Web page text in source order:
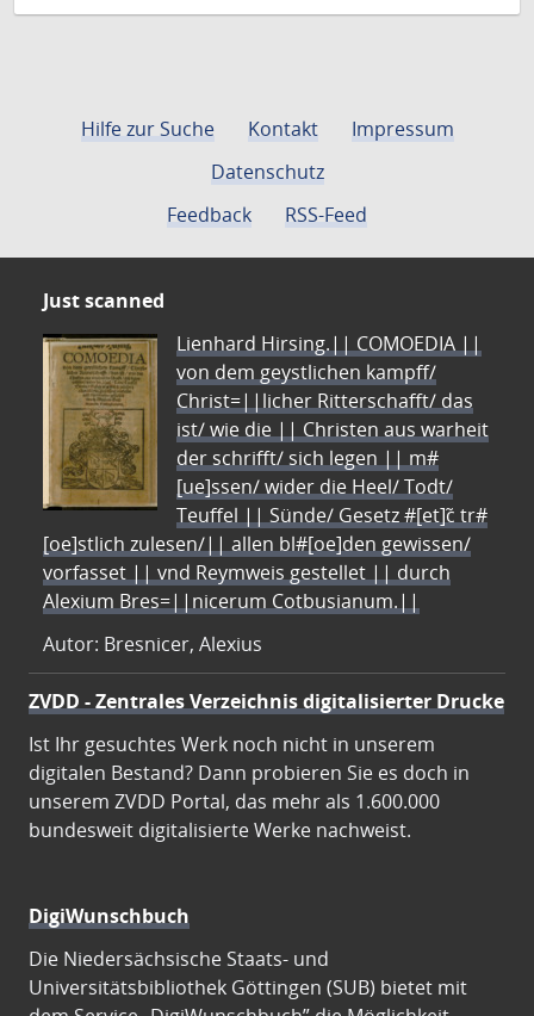
Hilfe zur Suche Kontakt
Impressum
Datenschutz
Feedback
RSS-Feed
Just scanned
Lienhard Hirsing.|| COMOEDIA ||
von dem geystlichen kampff/
Christ=||licher Ritterschafft/ das
ist/ wie die || Christen aus warheit
der schrifft/ sich legen || m#
[ue]ssen/ wider die Heel/ Todt/
Teuffel || Sünde/ Gesetz #[et]c̃ tr#
[oe]stlich zulesen/|| allen bl#[oe]den gewissen/
vorfasset || vnd Reymweis gestellet || durch
Alexium Bres=||nicerum Cotbusianum.||
Autor: Bresnicer, Alexius
ZVDD - Zentrales Verzeichnis digitalisierter Drucke
Ist Ihr gesuchtes Werk noch nicht in unserem
digitalen Bestand? Dann probieren Sie es doch in
unserem ZVDD Portal, das mehr als 1.600.000
bundesweit digitalisierte Werke nachweist.
DigiWunschbuch
Die Niedersächsische Staats- und
Universitätsbibliothek Göttingen (SUB) bietet mit